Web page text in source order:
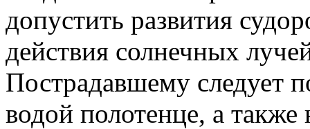
допустить развития
действия солнечных
Пострадавшему следует
водой полотенце, а также